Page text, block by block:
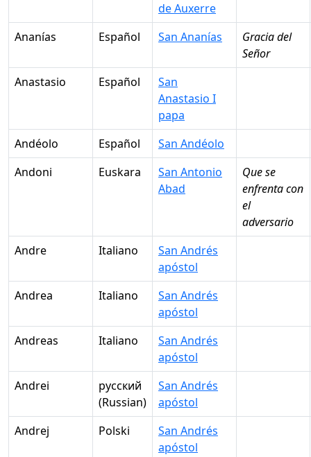
de Auxerre
Ananías
Español San Ananías
Gracia del
Señor
Anastasio
Español
San
Anastasio I
papa
Andéolo
Español
San Andéolo
Andoni
Euskara
San Antonio
Abad
Que se
enfrenta con
el
adversario
Andre
Italiano
San Andrés
apóstol
Andrea
Italiano
San Andrés
apóstol
Andreas
Italiano
San Andrés
apóstol
Andrei
русский
(Russian)
San Andrés
apóstol
Andrej
Polski
San Andrés
apóstol